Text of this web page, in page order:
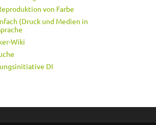
von Farbe
(Druck und Medien in
Wiki
DI